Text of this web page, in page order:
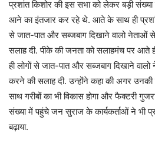
प्रशांत किशोर की इस सभा को लेकर बड़ी
आने का इंतजार कर रहे थे. आते के साथ ही
से जात-पात और सब्जबाग दिखाने वालो नेताओं
सलाह दी. पीके की जनता को सलाहमंच पर आते
ही लोगों से जात-पात और सब्जबाग दिखाने
करने की सलाह दी. उन्‍होंने कहा की अगर
साथ गरीबों का भी विकास होगा और फैक्टरी
संख्या में पहुंचे जन सुराज के कार्यकर्ताओं ने भी
बढ़ाया.